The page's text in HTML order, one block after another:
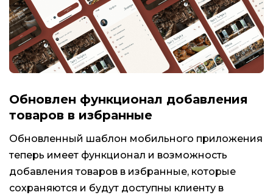
Обновлен функционал добавления
товаров в избранные
Обновленный шаблон мобильного приложения
теперь имеет функционал и возможность
добавления товаров в избранные, которые
сохраняются и будут доступны клиенту в